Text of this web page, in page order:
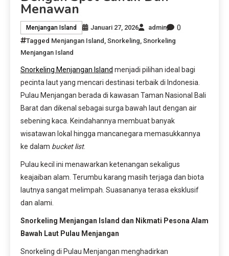
Menawan
Menjangan Island Januari 27, 2026 admin 0
Tagged Menjangan Island Snorkeling Snorkeling
Menjangan Island
Snorkeling Menjangan Island menjadi pilihan ideal bagi
pecinta laut yang mencari destinasi terbaik di Indonesia.
Pulau Menjangan berada di kawasan Taman Nasional Bali
Barat dan dikenal sebagai surga bawah laut dengan air
sebening kaca. Keindahannya membuat banyak
wisatawan lokal hingga mancanegara memasukkannya
ke dalam bucket list.
Pulau kecil ini menawarkan ketenangan sekaligus
keajaiban alam. Terumbu karang masih terjaga dan biota
lautnya sangat melimpah. Suasananya terasa eksklusif
dan alami.
Snorkeling Menjangan Island dan Nikmati Pesona Alam
Bawah Laut Pulau Menjangan
Snorkeling di Pulau Menjangan menghadirkan